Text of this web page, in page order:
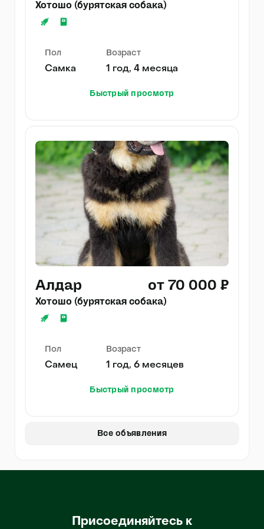
Хотошо (бурятская собака)
Пол
Самка
Возраст
1 год, 4 месяца
Быстрый просмотр
Алдар от 70 000 ₽
Хотошо (бурятская собака)
Пол
Самец
Возраст
1 год, 6 месяцев
Быстрый просмотр
Все объявления
Присоединяйтесь к